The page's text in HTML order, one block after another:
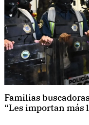
Familias
“Les importan más